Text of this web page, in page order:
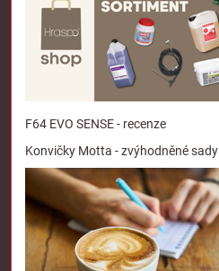
F64 EVO SENSE - recenze
Konvičky Motta - zvýhodněné sady